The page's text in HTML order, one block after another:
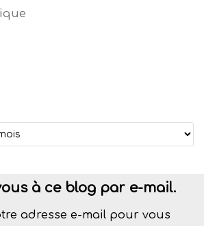
à ce blog par e-mail.
adresse e-mail pour vous